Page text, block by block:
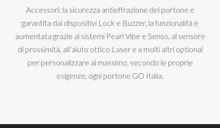
Accessori: la sicurezza antieffrazione del portone è
garantita dai dispositivi Lock e Buzzer, la funzionalità è
aumentata grazie ai sistemi Pearl Vibe e Senso, al sensore
di prossimità, all’aiuto ottico Laser e a molti altri optional
per personalizzare al massimo, secondo le proprie
esigenze, ogni portone GO Italia.